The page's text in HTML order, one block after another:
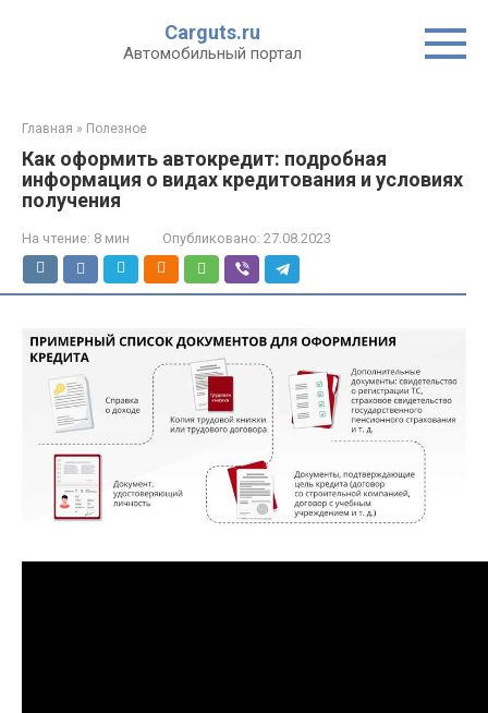
Carguts.ru
Автомобильный портал
Главная » Полезное
Как оформить автокредит: подробная
информация о видах кредитования и условиях
получения
На чтение: 8 мин Опубликовано: 27.08.2023